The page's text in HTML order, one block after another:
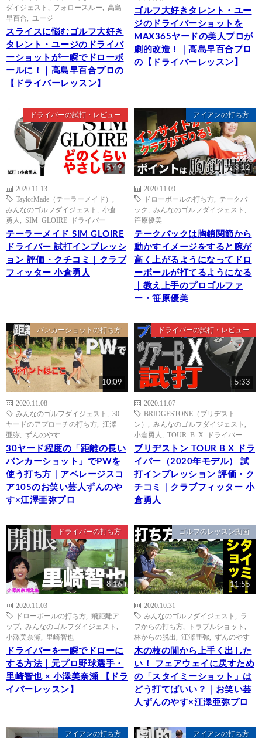
ダイジェスト
フォロースルー
高島
早百合
ユージ
スライスに悩むゴルフ大好き
タレント・ユージのドライバ
ーショットが一瞬でドローボ
ールに！｜高島早百合プロの
【ドライバーレッスン】
ゴルフ大好きタレント・ユー
ジのドライバーショットを
MAX365ヤードの美人プロが
劇的改造！｜高島早百合プロ
の【ドライバーレッスン】
ドライバーの試打・レビュー
5:49
2020.11.13
TaylorMade（テーラーメイド）
みんなのゴルフダイジェスト
小倉
勇人
SIM GLOIRE ドライバー
テーラーメイド SIM GLOIRE
ドライバー 試打インプレッシ
ョン 評価・クチコミ｜クラブ
フィッター 小倉勇人
アイアンの打ち方
3:12
2020.11.09
ドローボールの打ち方
テークバ
ック
みんなのゴルフダイジェスト
笹原優美
テークバックは胸鎖関節から
動かすイメージをすると腕が
高く上がるようになってドロ
ーボールが打てるようになる
｜教え上手のプロゴルファ
ー・笹原優美
バンカーショットの打ち方
10:09
2020.11.08
みんなのゴルフダイジェスト
30
ヤードのアプローチの打ち方
江澤
亜弥
ずんのやす
30ヤード程度の「距離の長い
バンカーショット」でPWを
使う打ち方｜アベレージスコ
ア105のお笑い芸人ずんのや
す×江澤亜弥プロ
ドライバーの試打・レビュー
5:33
2020.11.07
BRIDGESTONE（ブリヂスト
ン）
みんなのゴルフダイジェスト
小倉勇人
TOUR B X ドライバー
ブリヂストン TOUR B X ドラ
イバー（2020年モデル） 試
打インプレッション 評価・ク
チコミ｜クラブフィッター 小
倉勇人
ドライバーの打ち方
8:16
2020.11.03
ドローボールの打ち方
飛距離ア
ップ, みんなのゴルフダイジェスト
小澤美奈瀬
里崎智也
ドライバーを一瞬でドローに
する方法｜元プロ野球選手・
里崎智也 × 小澤美奈瀬 【ドラ
イバーレッスン】
ゴルフのレッスン動画
11:55
2020.10.31
みんなのゴルフダイジェスト
ラ
フからの打ち方
トラブルショット
林からの脱出
江澤亜弥 ずんのやす
木の枝の間から上手く出した
い！ フェアウェイに戻すため
の「スタイミーショット」は
どう打てばいい？｜お笑い芸
人ずんのやす×江澤亜弥プロ
アイアンの打ち方 アイアンの打ち方